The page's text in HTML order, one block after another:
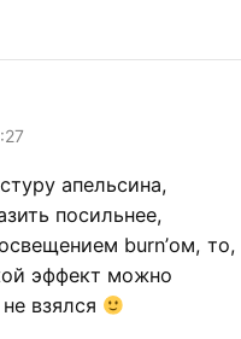
апельсина,
посильнее,
burn’ом, то,
эффект можно
взялся